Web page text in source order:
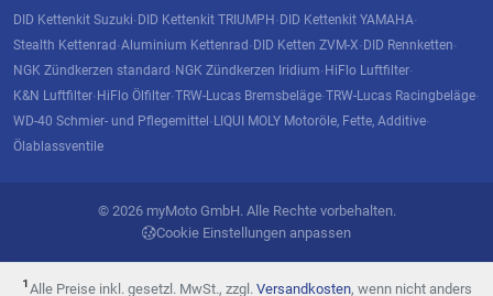
DID Kettenkit Suzuki· DID Kettenkit TRIUMPH· DID Kettenkit YAMAHA·
Stealth Kettenrad·Aluminium Kettenrad· DID Ketten ZVM-X· DID Rennketten·
NGK Zündkerzen standard· NGK Zündkerzen Iridium· HiFlo Luftfilter·
K&N Luftfilter· HiFlo Ölfilter·TRW-Lucas Bremsbeläge·TRW-Lucas Racingbeläge·
WD-40 Schmier- und Pflegemittel· LIQUI MOLY Motoröle, Fette, Additive·
Ölablassventile
© 2026 myMoto GmbH. Alle Rechte vorbehalten.
Cookie Einstellungen anpassen
¹Alle Preise inkl. gesetzl. MwSt., zzgl. Versandkosten, wenn nicht anders